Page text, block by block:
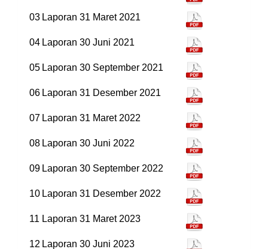
03 Laporan 31 Maret 2021
04 Laporan 30 Juni 2021
05 Laporan 30 September 2021
06 Laporan 31 Desember 2021
07 Laporan 31 Maret 2022
08 Laporan 30 Juni 2022
09 Laporan 30 September 2022
10 Laporan 31 Desember 2022
11 Laporan 31 Maret 2023
12 Laporan 30 Juni 2023